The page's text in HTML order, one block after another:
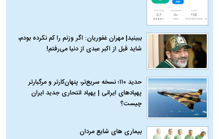
ببینید| مهران غفوریان: اگر وزنم را کم نکرده بودم،
شاید قبل از اکبر عبدی از دنیا می‌رفتم!
حدید ۱۱۰؛ نسخه سریع‌تر، پنهان‌کارتر و مرگبارتر
پهپادهای ایرانی | پهپاد انتحاری جدید ایران
چیست؟
بیماری‌ های شایع مردان